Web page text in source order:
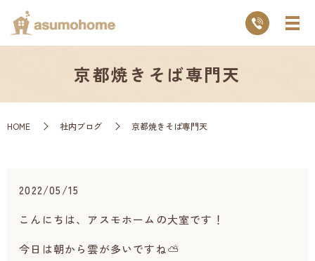
京都焼きそば専門天
HOME 社内ブログ 京都焼きそば専門天
2022/05/15
こんにちは、アスモホームの大室です！
今日は朝から雲が多いですね⛅